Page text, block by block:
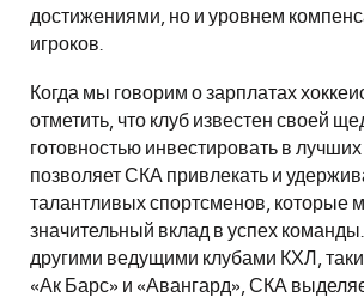
достижениями, но и уровнем
игроков.
Когда мы говорим о зарплатах
отметить, что клуб известен своей
готовностью инвестировать в
позволяет СКА привлекать и
талантливых спортсменов, которые
значительный вклад в успех
другими ведущими клубами КХЛ,
«Ак Барс» и «Авангард», СКА